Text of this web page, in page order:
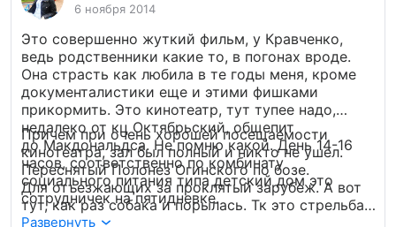
6 ноября 2014
Это совершенно жуткий фильм, у Кравченко,
ведь родственники какие то, в погонах вроде.
Она страсть как любила в те годы меня, кроме
документалистики еще и этими фишками
прикормить. Это кинотеатр, тут тупее надо,
недалеко от кц Октябрьский, общепит
до Макдональдса. Не помню какой. День 14-16
часов, соответственно по комбинату
социального питания типа детский дом это
сотрудничек на пятидневке.
Причем при очень хорошей посещаемости
кинотеатра, зал был полный и никто не ушел.
Переснятый Полонез Огинского по бозе.
Для отъезжающих за проклятый зарубеж. А вот
тут, как раз собака и порылась. Тк это стрельба
не по портерету там Мао или фюрера, или еще
Развернуть